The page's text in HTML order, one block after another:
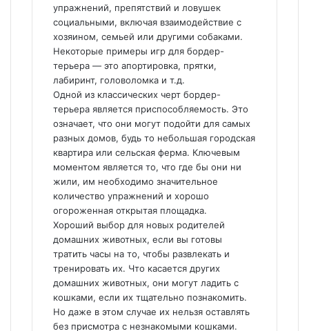
упражнений, препятствий и ловушек
социальными, включая взаимодействие с
хозяином, семьей или другими собаками.
Некоторые примеры игр для бордер-
терьера — это апортировка, прятки,
лабиринт, головоломка и т.д.
Одной из классических черт бордер-
терьера является приспособляемость. Это
означает, что они могут подойти для самых
разных домов, будь то небольшая городская
квартира или сельская ферма. Ключевым
моментом является то, что где бы они ни
жили, им необходимо значительное
количество упражнений и хорошо
огороженная открытая площадка.
Хороший выбор для новых родителей
домашних животных, если вы готовы
тратить часы на то, чтобы развлекать и
тренировать их. Что касается других
домашних животных, они могут ладить с
кошками, если их тщательно познакомить.
Но даже в этом случае их нельзя оставлять
без присмотра с незнакомыми кошками.